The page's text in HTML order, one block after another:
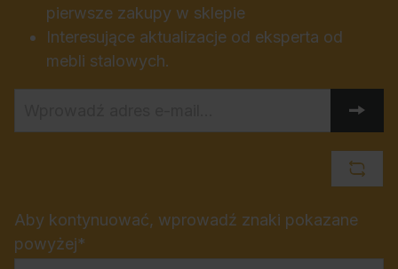
pierwsze zakupy w sklepie
Interesujące aktualizacje od eksperta od
mebli stalowych.
Aby kontynuować, wprowadź znaki pokazane
powyżej*